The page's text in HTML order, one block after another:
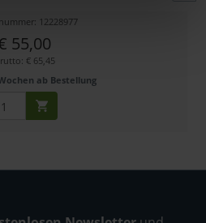
12228977
55,00
€ 65,45
ab Bestellung